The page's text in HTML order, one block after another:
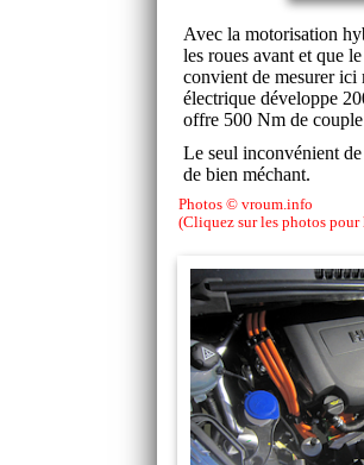
Avec la motorisation
les roues avant et que
convient de mesurer ici
électrique développe
offre 500 Nm de
Le seul inconvénient
de bien méchant.
Photos © vroum.info
(Cliquez sur les photos pour